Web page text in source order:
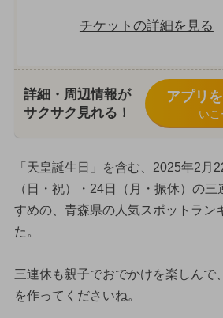
チケットの詳細を見る
詳細・周辺情報が
サクサク見れる！
アプリ
いこ
「天皇誕生日」を含む、2025年2月
（日・祝）・24日（月・振休）の
すめの、青森県の人気スポットラン
た。
三連休も親子でおでかけを楽しんで
を作ってくださいね。